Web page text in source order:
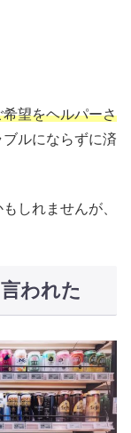
望をヘルパーさ
ルにならずに済
しれませんが、
われた